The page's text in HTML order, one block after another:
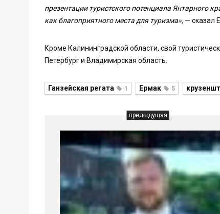
презентации туристского потенциала Янтарного
как благоприятного места для туризма», — сказал
Кроме Калининградской области, свой
Петербург и Владимирская область.
Ганзейская регата 1 Ермак 5
предыдущая